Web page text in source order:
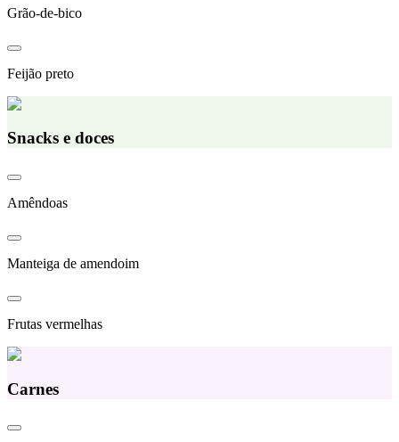
Grão-de-bico
Feijão preto
Snacks e doces
Amêndoas
Manteiga de amendoim
Frutas vermelhas
Carnes